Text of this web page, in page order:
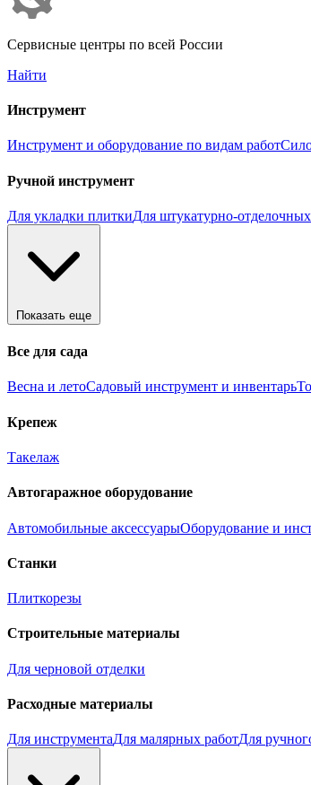
Сервисные центры по всей России
Найти
Инструмент
Инструмент и оборудование по видам работ
Ручной инструмент
Для укладки плиткиДля штукатурно-
Показать еще
Все для сада
Весна и летоСадовый инструмент и инвентарь
Крепеж
Такелаж
Автогаражное оборудование
Автомобильные аксессуарыОборудование и
Станки
Плиткорезы
Строительные материалы
Для черновой отделки
Расходные материалы
Для инструментаДля малярных работДля